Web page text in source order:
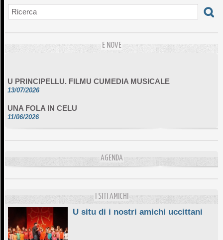
E NOVE
13/07/2026
11/06/2026
DA SCIMULÌ
L'ESSENZIALE CHÌ GHJÈ
10/06/2026
AGENDA
I SITI AMICHI
U situ di i nostri amichi uccittani